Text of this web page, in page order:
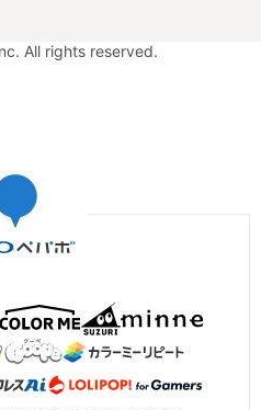
All rights reserved.